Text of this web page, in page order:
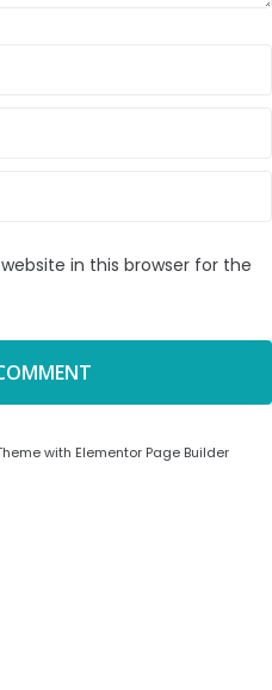
in this browser for the
with Elementor Page Builder